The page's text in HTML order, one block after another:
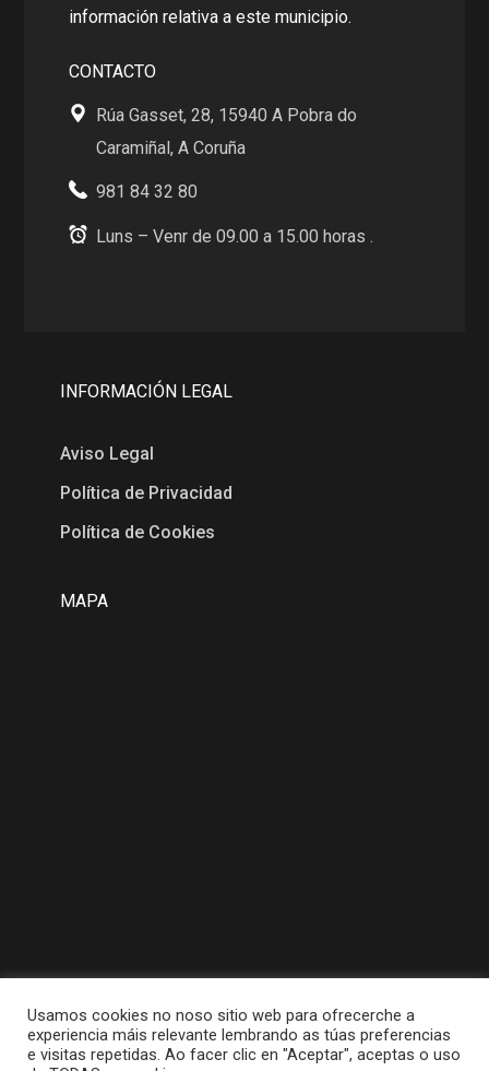
información relativa a este municipio.
CONTACTO
Rúa Gasset, 28, 15940 A Pobra do
Caramiñal, A Coruña
981 84 32 80
Luns – Venr de 09.00 a 15.00 horas .
INFORMACIÓN LEGAL
Aviso Legal
Política de Privacidad
Política de Cookies
MAPA
Usamos cookies no noso sitio web para ofrecerche a
experiencia máis relevante lembrando as túas preferencias
e visitas repetidas. Ao facer clic en "Aceptar", aceptas o uso